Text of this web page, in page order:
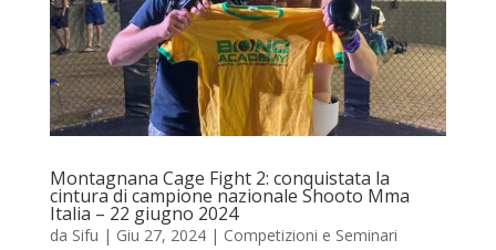
Montagnana Cage Fight 2: conquistata la
cintura di campione nazionale Shooto Mma
Italia – 22 giugno 2024
da Sifu | Giu 27, 2024| Competizioni e Seminari